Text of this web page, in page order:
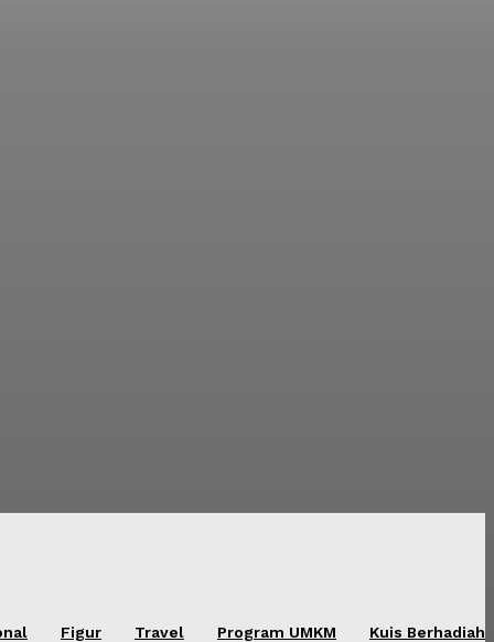
Figur Travel Program UMKM Kuis Berhadiah